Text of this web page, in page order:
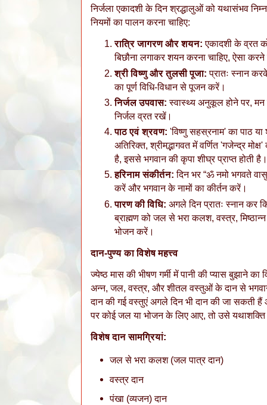
​निर्जला एकादशी के दिन श्रद्धालुओं को यथासंभव
नियमों का पालन करना चाहिए:
रात्रि जागरण और शयन: एकादशी के व्रत
बिछौना लगाकर शयन करना चाहिए, ऐसा करने
श्री विष्णु और तुलसी पूजा: प्रातः स्नान
का पूर्ण विधि-विधान से पूजन करें।
निर्जल उपवास: स्वास्थ्य अनुकूल होने पर,
निर्जल व्रत रखें।
पाठ एवं श्रवण: 'विष्णु सहस्रनाम' का पाठ
अतिरिक्त, श्रीमद्भागवत में वर्णित 'गजेन्द्र
है, इससे भगवान की कृपा शीघ्र प्राप्त होती है।
हरिनाम संकीर्तन: दिन भर “ॐ नमो भगवते
करें और भगवान के नामों का कीर्तन करें।
पारण की विधि: अगले दिन प्रातः स्नान कर
ब्राह्मण को जल से भरा कलश, वस्त्र,
भोजन करें।
दान-पुण्य का विशेष महत्त्व
​ज्येष्ठ मास की भीषण गर्मी में पानी की प्यास बुझाने का
अन्न, जल, वस्त्र, और शीतल वस्तुओं के दान से भगवान
दान की गई वस्तुएं अगले दिन भी दान की जा सकती हैं
पर कोई जल या भोजन के लिए आए, तो उसे
विशेष दान सामग्रियां:
​जल से भरा कलश (जल पात्र दान)
​वस्त्र दान
​पंखा (व्यजन) दान